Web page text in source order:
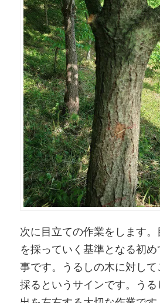
次に目立ての作業をします
を採っていく基準となる初
事です。うるしの木に対し
採るというサインです。う